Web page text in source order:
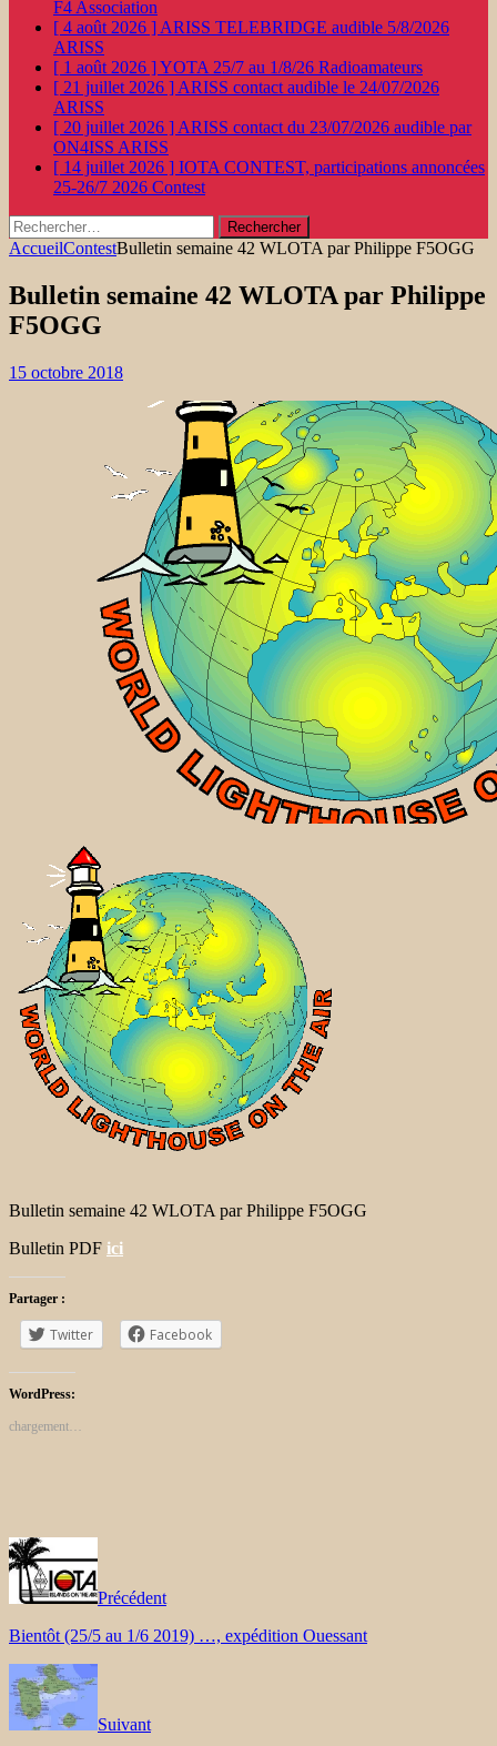
F4 Association
[ 4 août 2026 ] ARISS TELEBRIDGE audible 5/8/2026
ARISS
[ 1 août 2026 ]YOTA 25/7 au 1/8/26 Radioamateurs
[ 21 juillet 2026 ] ARISS contact audible le 24/07/2026
ARISS
[ 20 juillet 2026 ] ARISS contact du 23/07/2026 audible par
ON4ISS ARISS
[ 14 juillet 2026 ] IOTA CONTEST, participations annoncées
25-26/7 2026 Contest
Rechercher :
AccueilContestBulletin semaine 42 WLOTA par Philippe F5OGG
Bulletin semaine 42 WLOTA par Philippe
F5OGG
15 octobre 2018
Bulletin semaine 42 WLOTA par Philippe F5OGG
Bulletin PDF ici
Partager :
Twitter Facebook
WordPress:
chargement…
Précédent
Bientôt (25/5 au 1/6 2019) …, expédition Ouessant
Suivant